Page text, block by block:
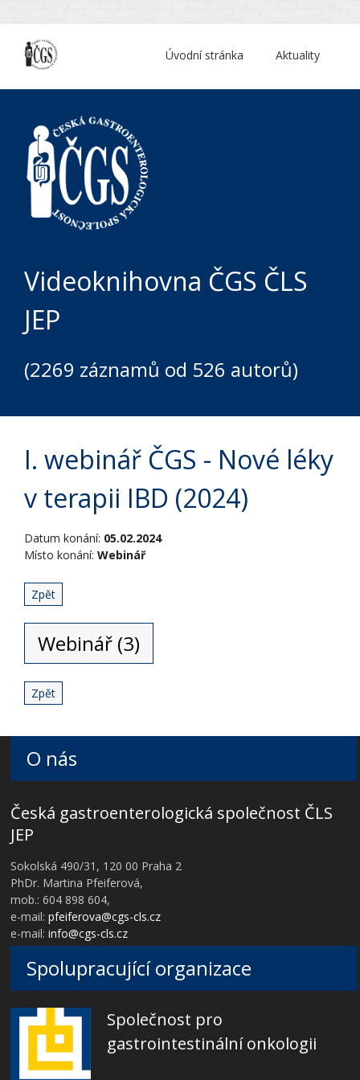
Aktuality
Úvodní stránka
Videoknihovna ČGS ČLS
JEP
(2269 záznamů od 526 autorů)
I. webinář ČGS - Nové léky
v terapii IBD (2024)
Datum konání: 05.02.2024
Místo konání: Webinář
Zpět
Webinář (3)
Zpět
O nás
Česká gastroenterologická společnost ČLS
JEP
Sokolská 490/31, 120 00 Praha 2
PhDr. Martina Pfeiferová,
mob.: 604 898 604,
e-mail:pfeiferova@cgs-cls.cz
e-mail:info@cgs-cls.cz
Spolupracující organizace
Společnost pro
gastrointestinální onkologii